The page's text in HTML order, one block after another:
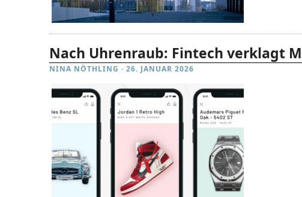
Nach Uhrenraub: Fintech verklagt
NINA NÖTHLING · 26. JANUAR 2026